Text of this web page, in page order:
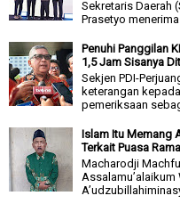
Sekretaris Daerah
Prasetyo menerima
Penuhi Panggilan
1,5 Jam Sisanya
Sekjen PDI-
keterangan
pemeriksaan
Islam Itu Memang
Terkait Puasa
Macharodji
Assalamu’alaikum